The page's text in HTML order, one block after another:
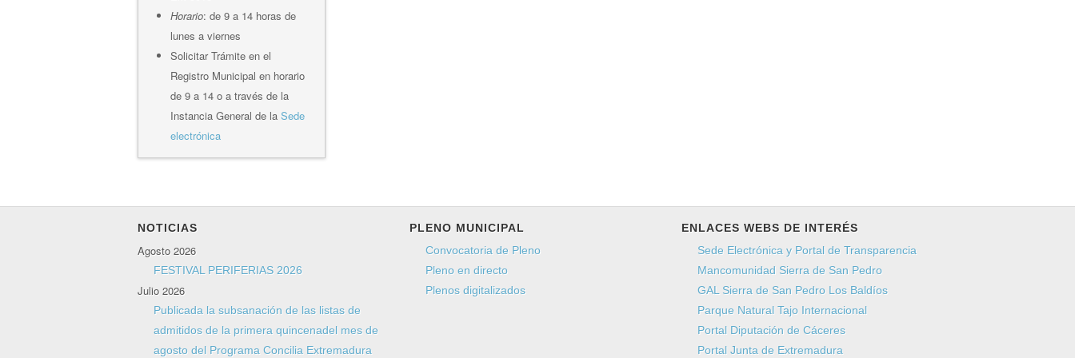
Horario: de 9 a 14 horas de
lunes a viernes
Solicitar Trámite en el
Registro Municipal en horario
de 9 a 14 o a través de la
Instancia General de la Sede
electrónica
NOTICIAS
Agosto 2026
FESTIVAL PERIFERIAS 2026
Julio 2026
Publicada la subsanación de las listas de
admitidos de la primera quincenadel mes de
agosto del Programa Concilia Extremadura
PLENO MUNICIPAL
Convocatoria de Pleno
Pleno en directo
Plenos digitalizados
ENLACES WEBS DE INTERÉS
Sede Electrónica y Portal de Transparencia
Mancomunidad Sierra de San Pedro
GAL Sierra de San Pedro Los Baldíos
Parque Natural Tajo Internacional
Portal Diputación de Cáceres
Portal Junta de Extremadura